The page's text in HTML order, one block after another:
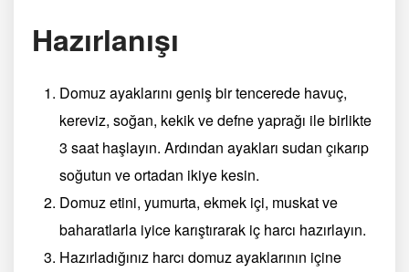
Hazırlanışı
Domuz ayaklarını geniş bir tencerede havuç,
kereviz, soğan, kekik ve defne yaprağı ile birlikte
3 saat haşlayın. Ardından ayakları sudan çıkarıp
soğutun ve ortadan ikiye kesin.
Domuz etini, yumurta, ekmek içi, muskat ve
baharatlarla iyice karıştırarak iç harcı hazırlayın.
Hazırladığınız harcı domuz ayaklarının içine